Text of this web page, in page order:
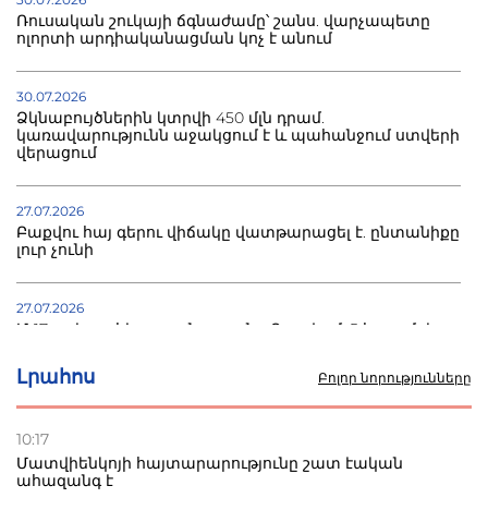
Լրահոս Բոլոր նորությունները
10:17
Մատվիենկոյի հայտարարությունը շատ էական
ահազանգ է
Ռուսական շուկայի ճգնաժամը՝ շանս. վարչապետը
ոլորտի արդիականացման կոչ է անում
30.07.2026
Ձկնաբույծներին կտրվի 450 մլն դրամ.
կառավարությունն աջակցում է և պահանջում ստվերի
վերացում
27.07.2026
Բաքվու հայ գերու վիճակը վատթարացել է. ընտանիքը
լուր չունի
27.07.2026
Մ-17 աշխարհի առաջնությունը Բաքվում. 5 հայ ըմբիշ
22.07.2026
տուժածներ կան